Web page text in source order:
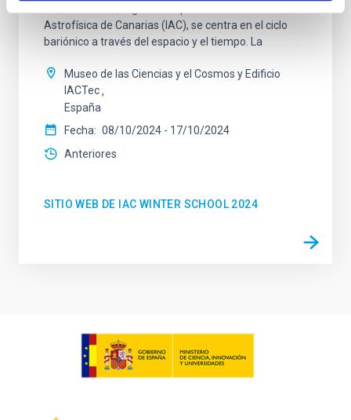
Astrofísica de Canarias (IAC), se centra en el ciclo
bariónico a través del espacio y el tiempo. La
Museo de las Ciencias y el Cosmos y Edificio
IACTec
España
Fecha
08/10/2024 - 17/10/2024
Anteriores
SITIO WEB DE IAC WINTER SCHOOL 2024